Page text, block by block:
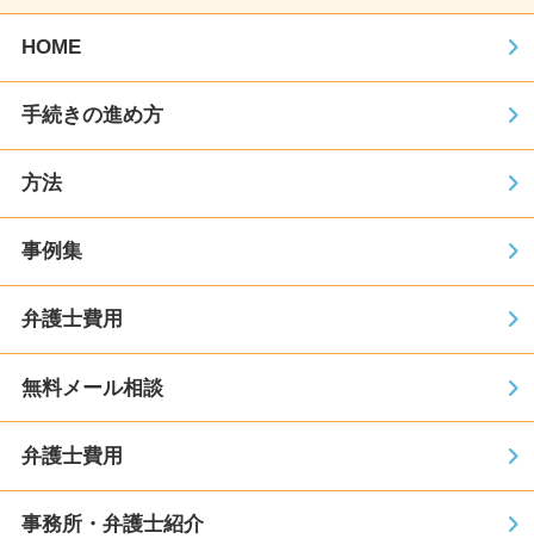
HOME
手続きの進め方
方法
事例集
弁護士費用
無料メール相談
弁護士費用
事務所・弁護士紹介